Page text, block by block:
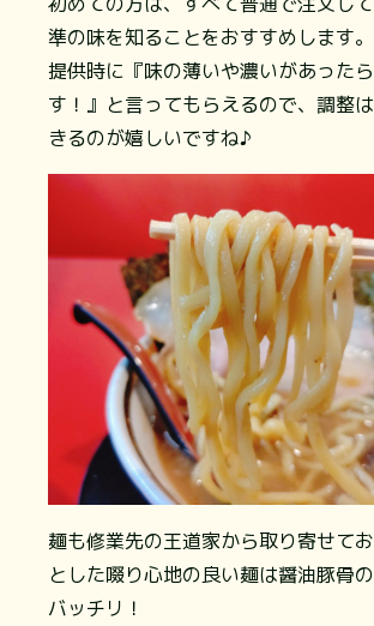
準の味を知ることをおすすめします。
提供時に『味の薄いや濃いがあった
す！』と言ってもらえるので、調整
きるのが嬉しいですね♪
麺も修業先の王道家から取り寄せて
とした啜り心地の良い麺は醤油豚骨
バッチリ！